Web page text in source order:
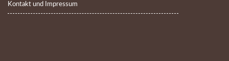
Kontakt und Impressum